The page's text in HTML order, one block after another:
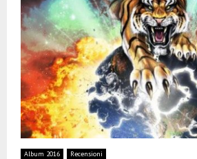
Album 2016 Recensioni